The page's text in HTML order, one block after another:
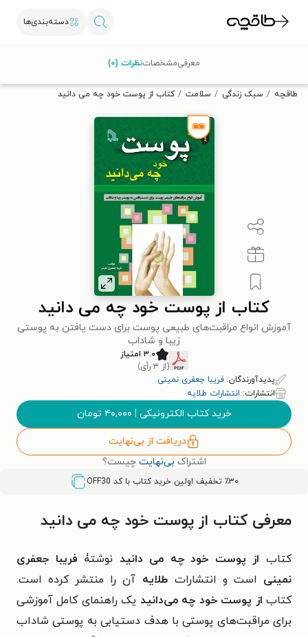
دسته‌بندی‌ها
تخفیف از طاقچه دریافت کن.
طاقچه سبک زندگی سلامت کتاب از پوست خود چه می دانید
کتاب از پوست خود چه می دانید
آموزش انواع مراقبت‌های طبیعی پوست برای دست یافتن به پوستی
زیبا و شاداب
۳.۰ امتیاز
(از ۳ رأی)
پدیدآورندگان: فریبا جعفری نمینی
انتشارات: انتشارات طلایه
خرید کتاب الکترونیکی | ۴۰,۰۰۰ تومان
دریافت از بی‌نهایت
اشتراک بی‌نهایت چیست؟
٪۳۰ تخفیف اولین خرید کتاب با کد OFF30
معرفیمشخصاتنظرات (۰)
معرفی کتاب از پوست خود چه می دانید
کتاباز پوست خود چه می دانید نوشتۀ فریبا جعفری
نمینی است و انتشارات طلایه آن را منتشر کرده است.
کتاباز پوست خود چه می‌دانید یک راهنمای کامل آموزشی
برای مراقبت‌های پوستی با هدف دستیابی به پوستی شاداب